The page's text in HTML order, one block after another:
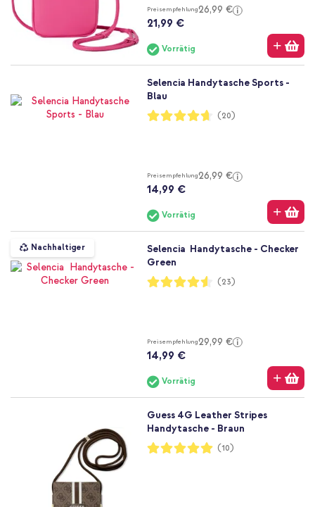
Preisempfehlung26,99 €
21,99 €
Vorrätig
Selencia Handytasche Sports -
Blau
Bewertung:
93%
(20)
Preisempfehlung26,99 €
14,99 €
Vorrätig
Nachhaltiger
Selencia Handytasche - Checker
Green
Bewertung:
91%
(23)
Preisempfehlung29,99 €
14,99 €
Vorrätig
Guess 4G Leather Stripes
Handytasche - Braun
Bewertung:
100%
(10)